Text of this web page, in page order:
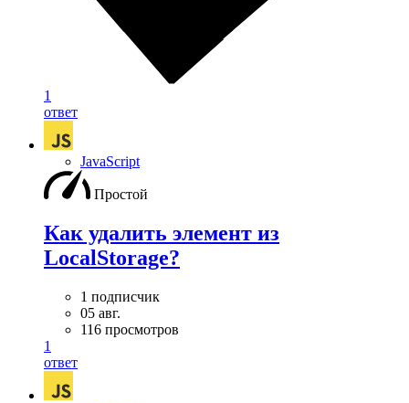
1
ответ
JavaScript
Простой
Как удалить элемент из
LocalStorage?
1 подписчик
05 авг.
116 просмотров
1
ответ